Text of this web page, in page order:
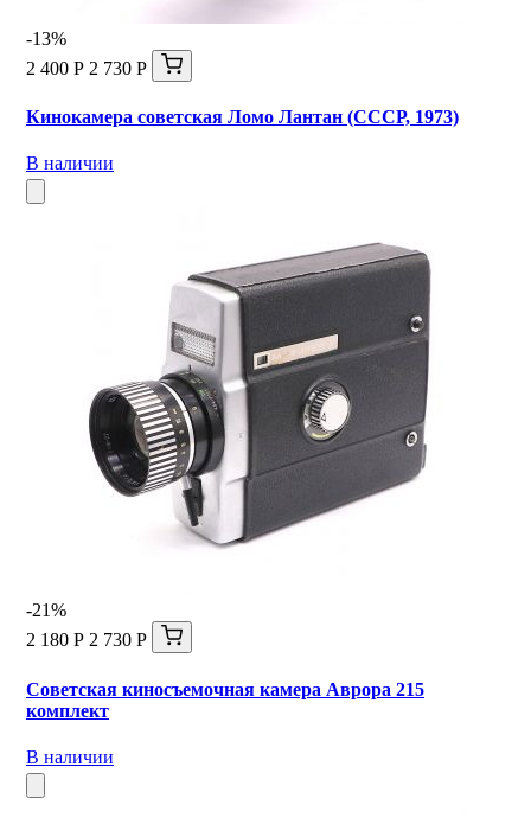
-13%
2 400 Р 2 730 Р
Кинокамера советская Ломо Лантан (СССР, 1973)
В наличии
-21%
2 180 Р 2 730 Р
Советская киносъемочная камера Аврора 215
комплект
В наличии